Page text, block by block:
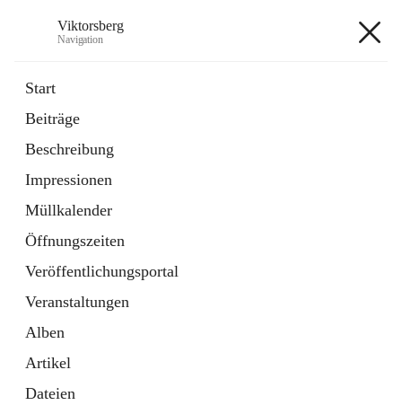
Viktorsberg
Navigation
Start
Beiträge
Beschreibung
Impressionen
Müllkalender
Öffnungszeiten
Veröffentlichungsportal
Veranstaltungen
Alben
Artikel
Dateien
1 Schnellzugriff
Bürgerservice
10 Schnellzugriffe